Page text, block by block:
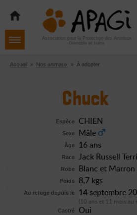
navigation
contenu
Aller
pied
de
Association pour la Protection des Animaux
Grenoble et Isère
Accueil » Nos animaux » À adopter
Chuck
Espèce CHIEN
Sexe Mâle
Âge 16 ans
Race Jack Russell
Robe Blanc et Marron
Poids 8,7 kgs
Au refuge depuis le 14 septembre
(10 ans et 11 mois au
Castré
Oui